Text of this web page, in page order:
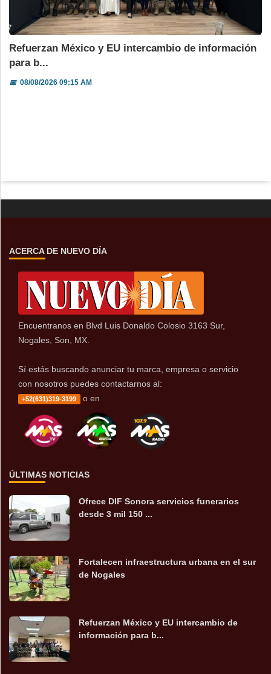
Refuerzan México y EU intercambio de información
para b...
📅08/08/2026 09:15 AM
ACERCA DE NUEVO DÍA
Encuentranos en Blvd Luis Donaldo Colosio 3163 Sur,
Nogales, Son, MX.
Sí estás buscando anunciar tu marca, empresa o servicio
con nosotros puedes contactarnos al:
+52(631)319-3199 o en
ÚLTIMAS NOTICIAS
Ofrece DIF Sonora servicios funerarios
desde 3 mil 150 ...
Fortalecen infraestructura urbana en el sur
de Nogales
Refuerzan México y EU intercambio de
información para b...